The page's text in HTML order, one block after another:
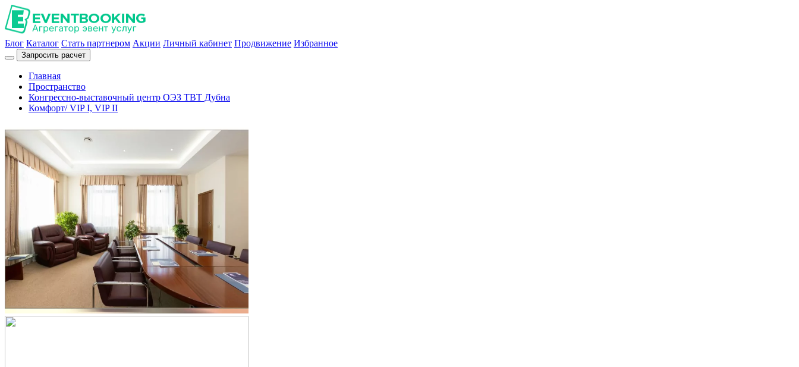
Блог Каталог Стать партнером Акции Личный кабинет Продвижение Избранное
Запросить расчет
Главная
Пространство
Конгрессно-выставочный центр ОЭЗ ТВТ Дубна
Комфорт/ VIP I, VIP II